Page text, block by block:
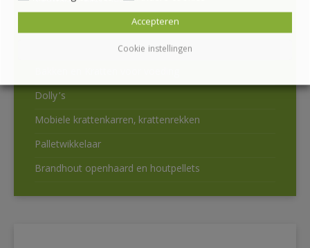
Opzetframes en Gitterboxen
Kunststof stapelbakken
Dolly’s
Mobiele krattenkarren, krattenrekken
Palletwikkelaar
Brandhout openhaard en houtpellets
Cookie instellingen
Accepteren